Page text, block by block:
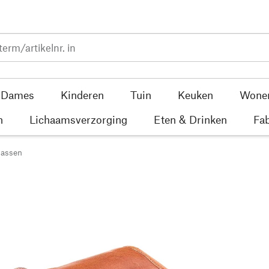
Dames Kinderen Tuin Keuken
Lichaamsverzorging Eten & Drinken